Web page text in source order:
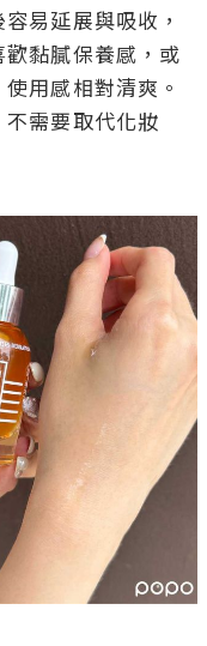
易延展與吸收，
黏膩保養感，或
用感相對清爽。
需要取代化妝